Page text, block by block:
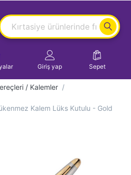
Giriş yap Sepet
/ Kalemler
Kalem Lüks Kutulu - Gold